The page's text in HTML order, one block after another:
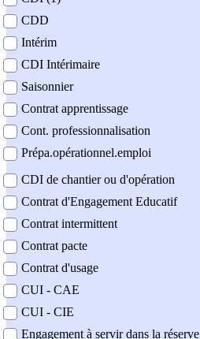
CDD
Intérim
CDI Intérimaire
Saisonnier
Contrat apprentissage
Cont. professionnalisation
Prépa.opérationnel.emploi
CDI de chantier ou d'opération
Contrat d'Engagement Educatif
Contrat intermittent
Contrat pacte
Contrat d'usage
CUI - CAE
CUI - CIE
Engagement à servir dans la réserve